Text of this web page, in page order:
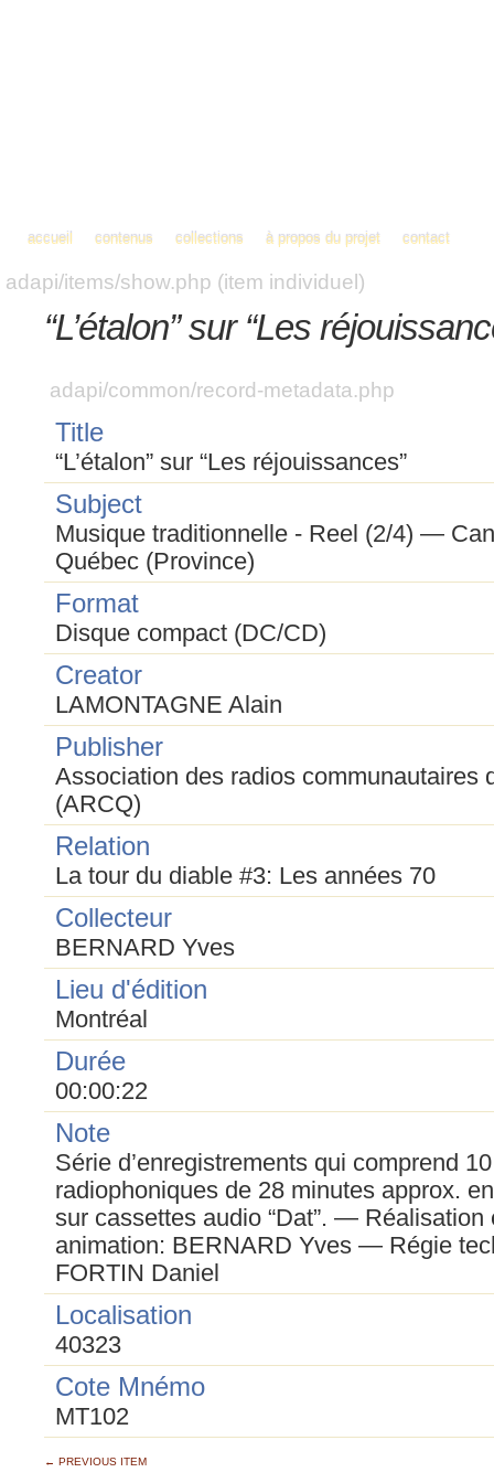
accueil contenus collections à propos du projet contact
adapi/items/show.php (item individuel)
“L’étalon” sur “Les
adapi/common/record-metadata.php
Title
“L’étalon” sur “Les réjouissances”
Subject
Musique traditionnelle - Reel (2/4) —
Québec (Province)
Format
Disque compact (DC/CD)
Creator
LAMONTAGNE Alain
Publisher
Association des radios communautaires
(ARCQ)
Relation
La tour du diable #3: Les années 70
Collecteur
BERNARD Yves
Lieu d'édition
Montréal
Durée
00:00:22
Note
Série d’enregistrements qui comprend
radiophoniques de 28 minutes approx.
sur cassettes audio “Dat”. — Réalisation
animation: BERNARD Yves — Régie
FORTIN Daniel
Localisation
40323
Cote Mnémo
MT102
← PREVIOUS ITEM